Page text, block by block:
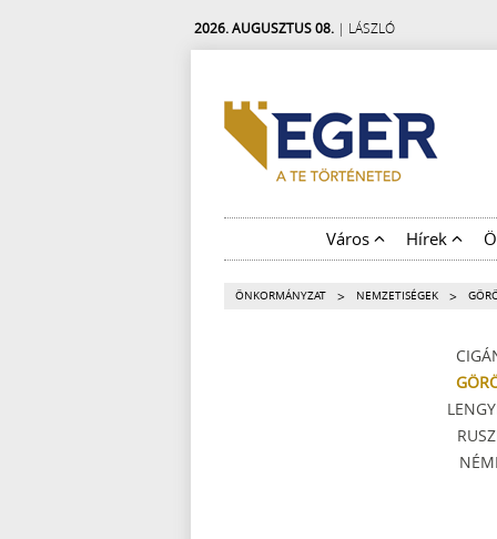
2026. AUGUSZTUS 08. | LÁSZLÓ
Város Hírek
ÖNKORMÁNYZAT > NEMZETISÉGEK >